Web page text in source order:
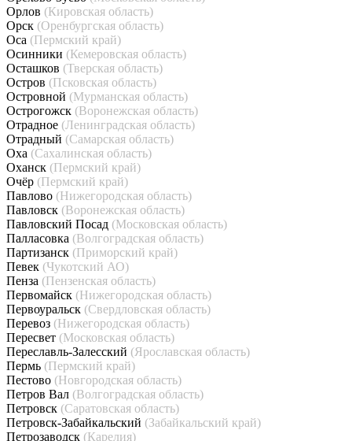
Орлов (Кировская область)
Орск (Оренбургская область)
Оса (Пермский край)
Осинники (Кемеровская область)
Осташков (Тверская область)
Остров (Псковская область)
Островной (Мурманская область)
Острогожск (Воронежская область)
Отрадное (Ленинградская область)
Отрадный (Самарская область)
Оха (Сахалинская область)
Оханск (Пермский край)
Очёр (Пермский край)
Павлово (Нижегородская область)
Павловск (Воронежская область)
Павловский Посад (Московская область)
Палласовка (Волгоградская область)
Партизанск (Приморский край)
Певек (Чукотский АО)
Пенза (Пензенская область)
Первомайск (Нижегородская область)
Первоуральск (Свердловская область)
Перевоз (Нижегородская область)
Пересвет (Московская область)
Переславль-Залесский (Ярославская область)
Пермь (Пермский край)
Пестово (Новгородская область)
Петров Вал (Волгоградская область)
Петровск (Саратовская область)
Петровск-Забайкальский (Забайкальский край)
Петрозаводск (Карелия)